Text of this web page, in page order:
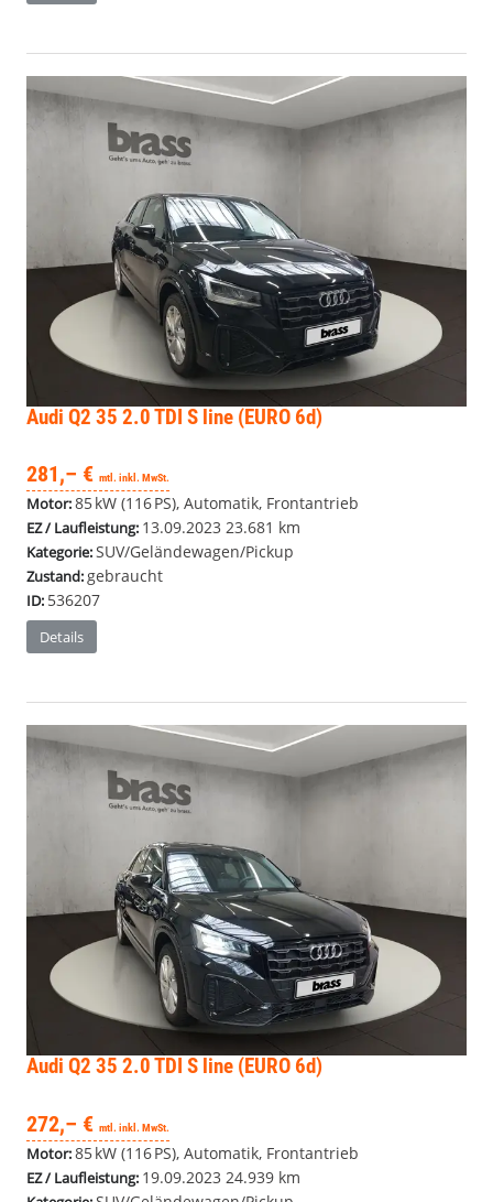
Audi Q2 35 2.0 TDI S line (EURO 6d)
281,– € mtl. inkl. MwSt.
Motor:85 kW (116 PS), Automatik, Frontantrieb
EZ / Laufleistung: 13.09.2023 23.681 km
Kategorie:SUV/Geländewagen/Pickup
Zustand:gebraucht
ID: 536207
Details
Audi Q2 35 2.0 TDI S line (EURO 6d)
272,– € mtl. inkl. MwSt.
Motor:85 kW (116 PS), Automatik, Frontantrieb
EZ / Laufleistung: 19.09.2023 24.939 km